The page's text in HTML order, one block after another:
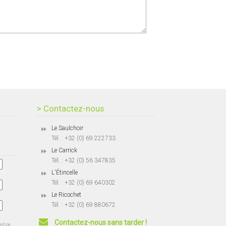
ce
> Contactez-nous
Le Saulchoir
Tél. : +32 (0) 69 222733
Le Carrick
Tél. : +32 (0) 56 347835
L'Étincelle
Tél. : +32 (0) 69 640302
Le Ricochet
Tél. : +32 (0) 69 880672
Contactez-nous sans tarder !